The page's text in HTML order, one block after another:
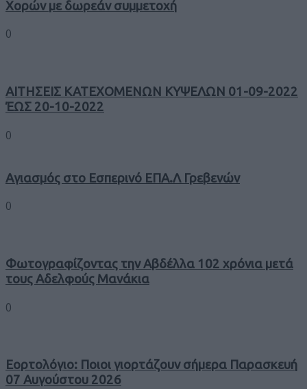
Χορών με δωρεάν συμμετοχή
0
ΑΙΤΗΣΕΙΣ ΚΑΤΕΧΟΜΕΝΩΝ ΚΥΨΕΛΩΝ 01-09-2022
ΈΩΣ 20-10-2022
0
Αγιασμός στο Εσπερινό ΕΠΑ.Λ Γρεβενών
0
Φωτογραφίζοντας την Αβδέλλα 102 χρόνια μετά
τους Αδελφούς Μανάκια
0
Εορτολόγιο: Ποιοι γιορτάζουν σήμερα Παρασκευή
07 Αυγούστου 2026